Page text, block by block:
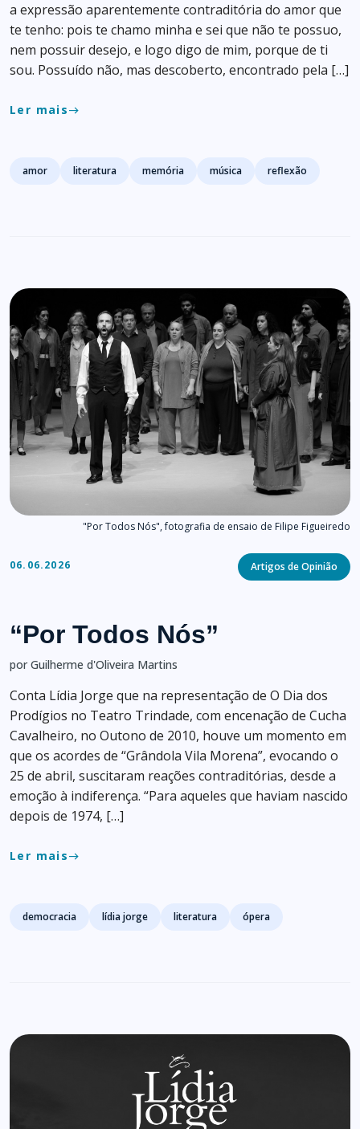
a expressão aparentemente contraditória do amor que
te tenho: pois te chamo minha e sei que não te possuo,
nem possuir desejo, e logo digo de mim, porque de ti
sou. Possuído não, mas descoberto, encontrado pela […]
Ler maiseast
Tags
amor literatura memória música reflexão
"Por Todos Nós", fotografia de ensaio de Filipe Figueiredo
06.06.2026 Categories
Artigos de Opinião
“Por Todos Nós”
por Guilherme d'Oliveira Martins
Conta Lídia Jorge que na representação de O Dia dos
Prodígios no Teatro Trindade, com encenação de Cucha
Cavalheiro, no Outono de 2010, houve um momento em
que os acordes de “Grândola Vila Morena”, evocando o
25 de abril, suscitaram reações contraditórias, desde a
emoção à indiferença. “Para aqueles que haviam nascido
depois de 1974, […]
Ler maiseast
Tags
democracia lídia jorge literatura ópera